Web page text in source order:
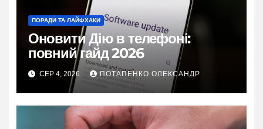
ПОРАДИ ТА ЛАЙФХАКИ
Оновити Дію в телефоні:
повний гайд 2026
СЕР 4, 2026 ПОТАПЕНКО ОЛЕКСАНДР